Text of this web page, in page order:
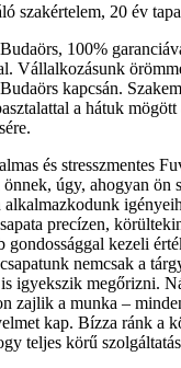
szakértelem, 20 év
100%
Vállalkozásunk
kapcsán.
a hátuk
és stresszmentes
úgy, ahogyan ön
alkalmazkodunk
precízen,
gondossággal kezeli
nemcsak a
igyekszik megőrizni.
zajlik a munka –
kap. Bízza ránk a
teljes körű